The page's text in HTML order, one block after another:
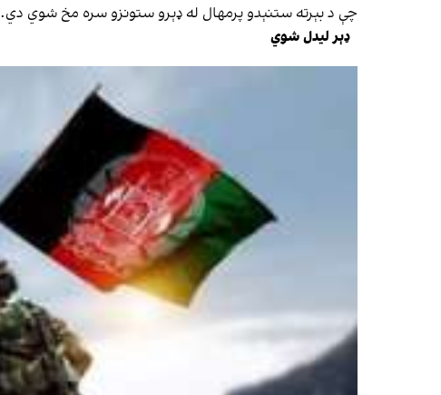
چې د بېرته ستنېدو پرمهال له ډېرو ستونزو سره مخ شوي دي.
ډېر لیدل شوي